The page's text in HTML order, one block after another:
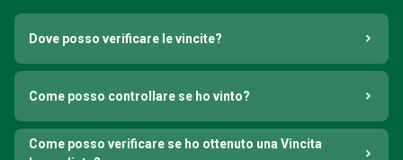
Dove posso verificare le vincite?
Come posso controllare se ho vinto?
Come posso verificare se ho ottenuto una Vincita